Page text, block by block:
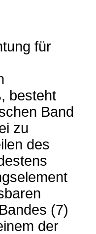
für
besteht
Band
zu
des
(7)
der